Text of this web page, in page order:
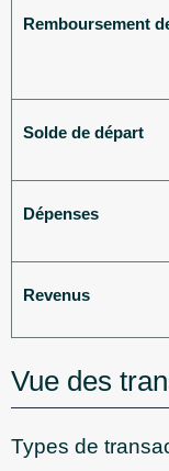
Remboursement
Solde de départ
Dépenses
Revenus
Vue des
Types de